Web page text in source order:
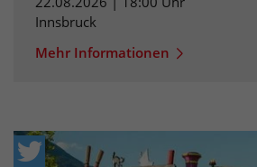
Innsbruck
Mehr Informationen